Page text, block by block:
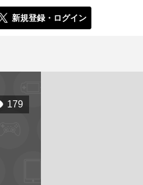
新規登録・ログイン
179